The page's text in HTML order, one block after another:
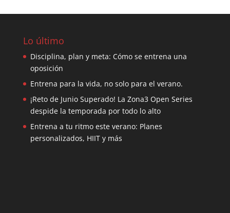
Lo último
Disciplina, plan y meta: Cómo se entrena una
oposición
Entrena para la vida, no solo para el verano.
¡Reto de Junio Superado! La Zona3 Open Series
despide la temporada por todo lo alto
Entrena a tu ritmo este verano: Planes
personalizados, HIIT y más